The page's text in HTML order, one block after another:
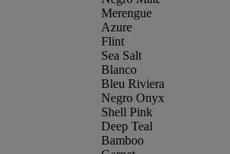
Merengue
Azure
Flint
Sea Salt
Blanco
Bleu Riviera
Negro Onyx
Shell Pink
Deep Teal
Bamboo